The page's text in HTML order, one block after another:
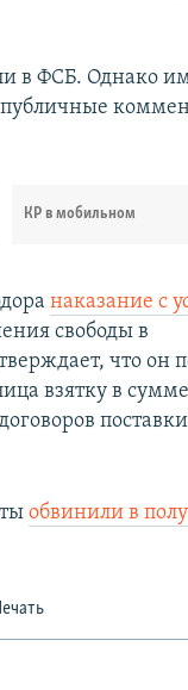
в ФСБ. Однако
публичные
КР в мобильном
наказание с
свободы в
что он
взятку в
поставки
обвинили в